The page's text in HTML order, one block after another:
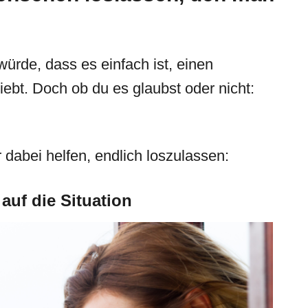
dass es einfach ist, einen
Doch ob du es glaubst oder nicht:
helfen, endlich loszulassen:
die Situation